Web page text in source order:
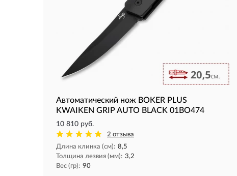
Автоматический нож BOKER PLUS
KWAIKEN GRIP AUTO BLACK 01BO474
10 810 руб.
2 отзыва
Длина клинка (см): 8,5
Толщина лезвия (мм): 3,2
Вес (гр): 90